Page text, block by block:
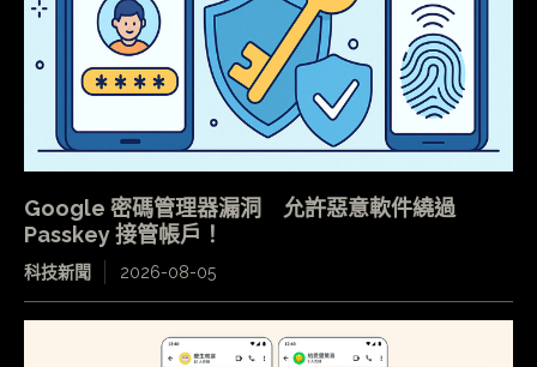
Google 密碼管理器漏洞 允許惡意軟件繞過
Passkey 接管帳戶！
科技新聞 2026-08-05